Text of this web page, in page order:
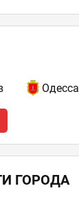
Одесса
ГОРОДА